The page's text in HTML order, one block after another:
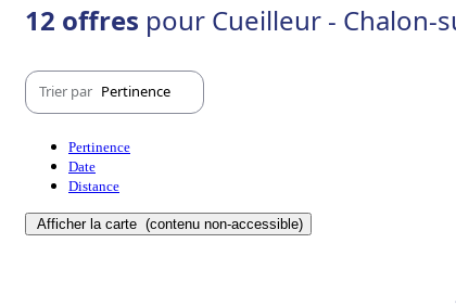
12 offres pour Cueilleur - Chalon-
Trier par Pertinence
Pertinence
Date
Distance
Afficher la carte (contenu non-accessible)